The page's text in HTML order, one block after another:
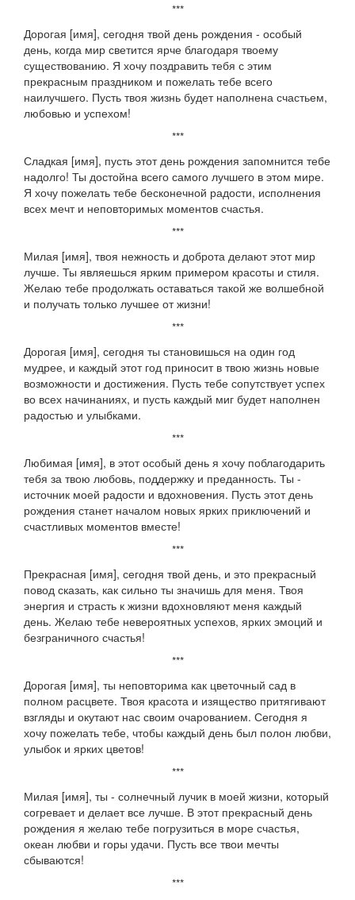
***
Дорогая [имя], сегодня твой день рождения - особый
день, когда мир светится ярче благодаря твоему
существованию. Я хочу поздравить тебя с этим
прекрасным праздником и пожелать тебе всего
наилучшего. Пусть твоя жизнь будет наполнена счастьем,
любовью и успехом!
***
Сладкая [имя], пусть этот день рождения запомнится тебе
надолго! Ты достойна всего самого лучшего в этом мире.
Я хочу пожелать тебе бесконечной радости, исполнения
всех мечт и неповторимых моментов счастья.
***
Милая [имя], твоя нежность и доброта делают этот мир
лучше. Ты являешься ярким примером красоты и стиля.
Желаю тебе продолжать оставаться такой же волшебной
и получать только лучшее от жизни!
***
Дорогая [имя], сегодня ты становишься на один год
мудрее, и каждый этот год приносит в твою жизнь новые
возможности и достижения. Пусть тебе сопутствует успех
во всех начинаниях, и пусть каждый миг будет наполнен
радостью и улыбками.
***
Любимая [имя], в этот особый день я хочу поблагодарить
тебя за твою любовь, поддержку и преданность. Ты -
источник моей радости и вдохновения. Пусть этот день
рождения станет началом новых ярких приключений и
счастливых моментов вместе!
***
Прекрасная [имя], сегодня твой день, и это прекрасный
повод сказать, как сильно ты значишь для меня. Твоя
энергия и страсть к жизни вдохновляют меня каждый
день. Желаю тебе невероятных успехов, ярких эмоций и
безграничного счастья!
***
Дорогая [имя], ты неповторима как цветочный сад в
полном расцвете. Твоя красота и изящество притягивают
взгляды и окутают нас своим очарованием. Сегодня я
хочу пожелать тебе, чтобы каждый день был полон любви,
улыбок и ярких цветов!
***
Милая [имя], ты - солнечный лучик в моей жизни, который
согревает и делает все лучше. В этот прекрасный день
рождения я желаю тебе погрузиться в море счастья,
океан любви и горы удачи. Пусть все твои мечты
сбываются!
***